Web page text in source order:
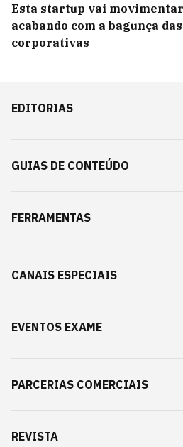
Esta startup vai
acabando com a bagunça
corporativas
EDITORIAS
GUIAS DE CONTEÚDO
FERRAMENTAS
CANAIS ESPECIAIS
EVENTOS EXAME
PARCERIAS COMERCIAIS
REVISTA